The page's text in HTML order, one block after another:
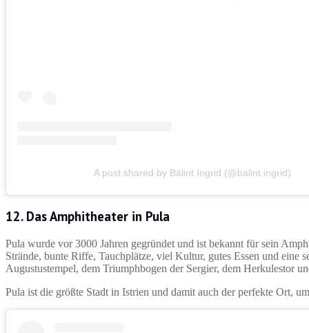
A post shared by Bálint Ingrid (@balint.ingrid)
12. Das Amphitheater in Pula
Pula wurde vor 3000 Jahren gegründet und ist bekannt für sein
Strände, bunte Riffe, Tauchplätze, viel Kultur, gutes Essen und
Augustustempel, dem Triumphbogen der Sergier, dem Herkulestor
Pula ist die größte Stadt in Istrien und damit auch der perfekte Ort,